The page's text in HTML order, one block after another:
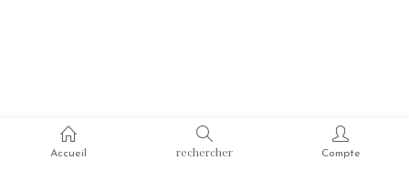
Accueil rechercher Compte